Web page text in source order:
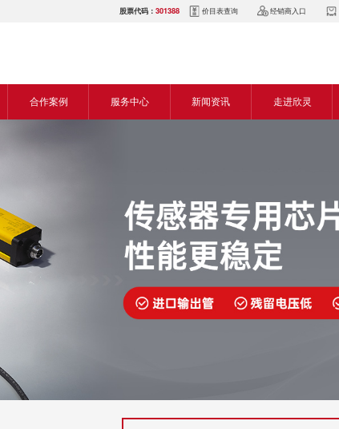
价目表查询 经销商入口
股票代码：301388
合作案例
食品机械行业
塑料机械行业
建筑机械行业
服务中心
电商平台
视频中心
常见问题
新闻资讯
电气百科
走进欣灵
企业风采
生产设备
组织机构